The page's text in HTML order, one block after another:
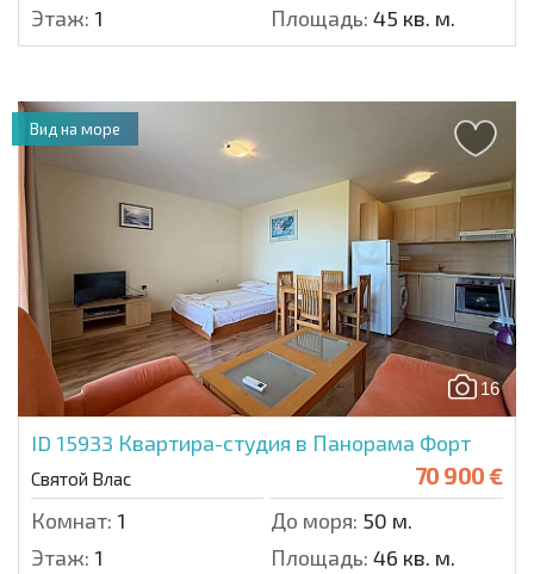
Этаж: 1 Площадь: 45 кв. м.
16
ID 15933 Квартира-студия в Панорама Форт
Святой Влас 70 900 €
Комнат: 1 До моря: 50 м.
Этаж: 1 Площадь: 46 кв. м.
Вид на море